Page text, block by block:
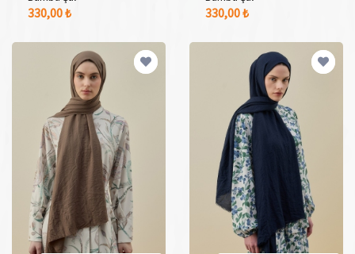
17 Adet Renk Seçeneği
330,00 ₺
17 Adet Renk Seçeneği
330,00 ₺